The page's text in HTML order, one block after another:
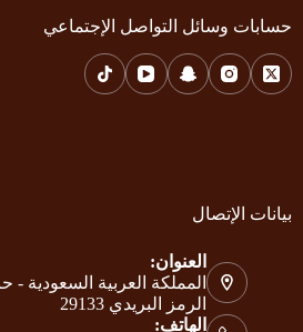
حسابات وسائل التواصل الإجتماعي
بيانات الإتصال
العنوان:
الرمز البريدي 29133
الهاتف: